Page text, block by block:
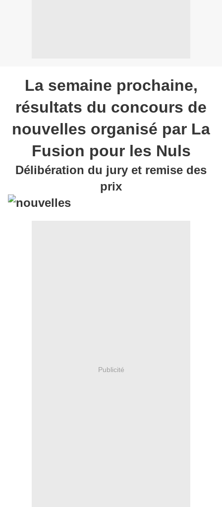
La semaine prochaine,
résultats du concours de
nouvelles organisé par La
Fusion pour les Nuls
Délibération du jury et remise des
prix
Publicité